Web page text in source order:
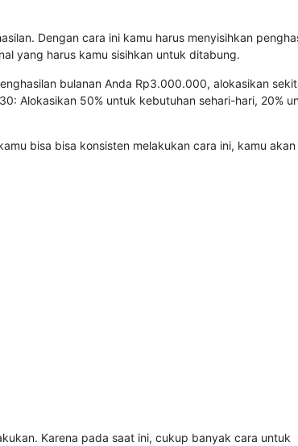
Dengan cara ini kamu harus menyisihkan
yang harus kamu sisihkan untuk ditabung.
bulanan Anda Rp3.000.000, alokasikan
Alokasikan 50% untuk kebutuhan sehari-hari, 20%
bisa bisa konsisten melakukan cara ini, kamu akan
Karena pada saat ini, cukup banyak cara untuk